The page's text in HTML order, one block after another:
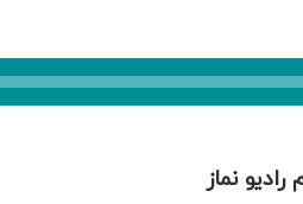
نماز